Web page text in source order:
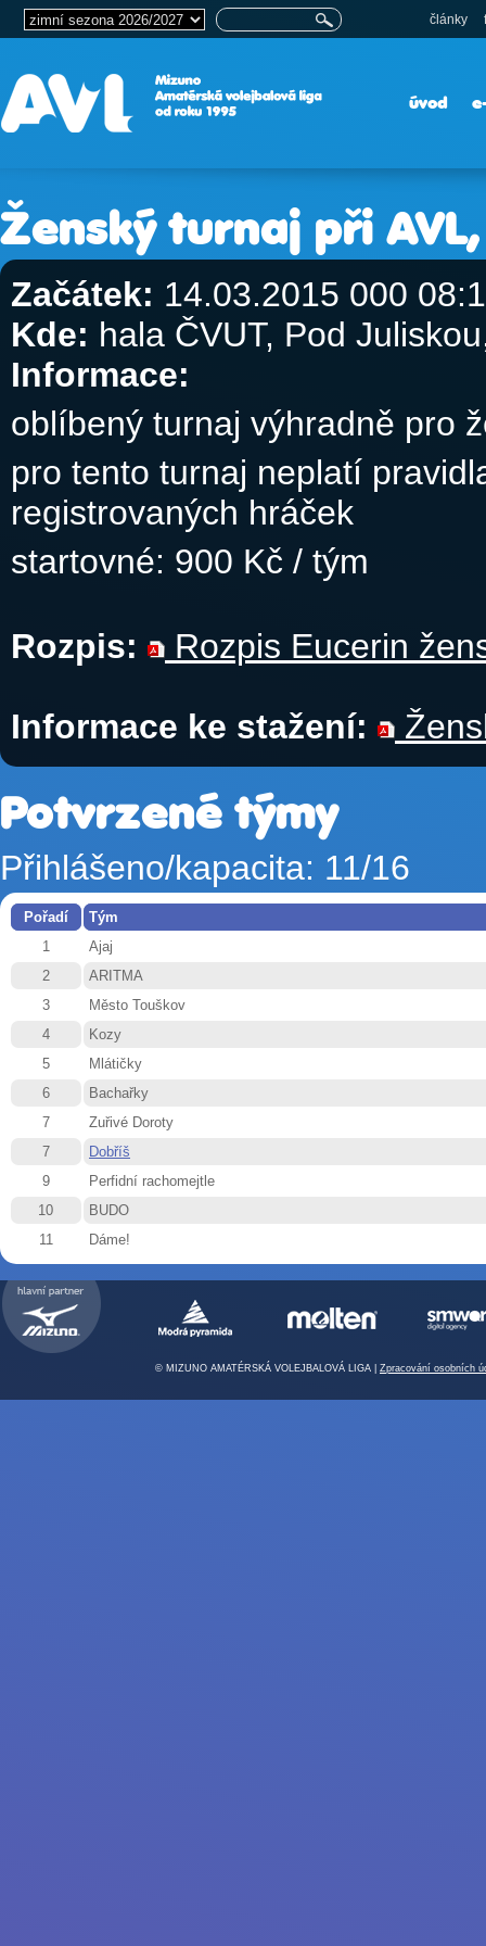
články
úvod
Ženský turnaj při
Začátek: 14.03.2015 000
Kde: hala ČVUT, Pod
Informace:
oblíbený turnaj výhradně pro
pro tento turnaj neplatí
registrovaných hráček
startovné: 900 Kč / tým
Rozpis: Rozpis Eucerin
Informace ke stažení:
Potvrzené týmy
Přihlášeno/kapacita: 11/16
Pořadí
Tým
1
Ajaj
2
ARITMA
3
Město Touškov
4
Kozy
5
Mlátičky
6
Bachařky
7
Zuřivé Doroty
7
Dobříš
9
Perfidní rachomejtle
10
BUDO
11
Dáme!
© MIZUNO AMATÉRSKÁ VOLEJBALOVÁ LIGA | Zpracování osobních